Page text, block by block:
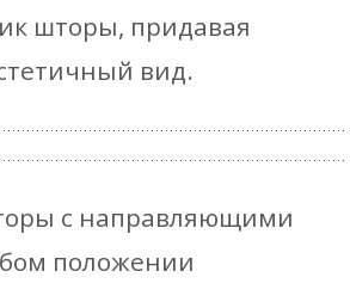
шторы, придавая
вид.